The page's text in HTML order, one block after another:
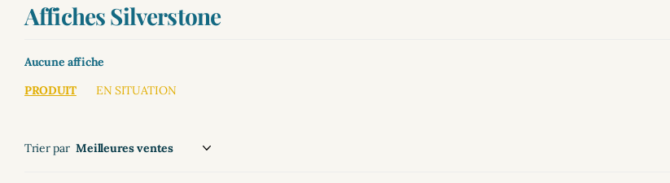
Affiches Silverstone
Aucune affiche
PRODUIT
EN SITUATION
Trier par